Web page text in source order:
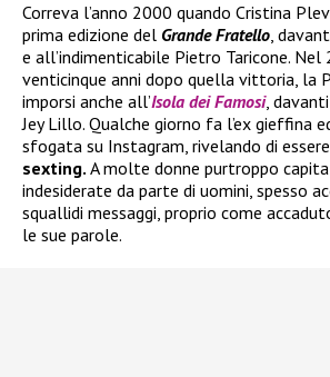
Correva l’anno 2000 quando Cristina
prima edizione del Grande Fratello,
e all’indimenticabile Pietro Taricone. Nel
venticinque anni dopo quella vittoria, la
imporsi anche all’Isola dei Famosi,
Jey Lillo. Qualche giorno fa l’ex gieffina
sfogata su Instagram, rivelando di essere
sexting. A molte donne purtroppo
indesiderate da parte di uomini, spesso
squallidi messaggi, proprio come
le sue parole.